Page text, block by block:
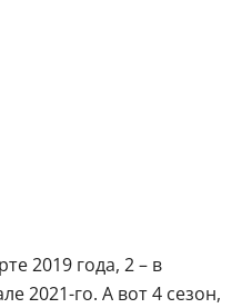
2019 года, 2 – в
2021-го. А вот 4 сезон,